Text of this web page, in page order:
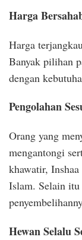
Harga
Harga
Banyak pilihan
dengan
Pengolahan
Orang yang
mengantongi
khawatir,
Islam. Selain
Hewan Selalu